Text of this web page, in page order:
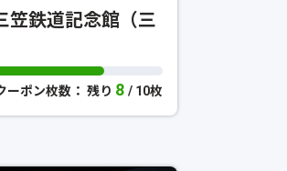
笠鉄道記念館（三
ーポン枚数： 残り 8 / 10枚